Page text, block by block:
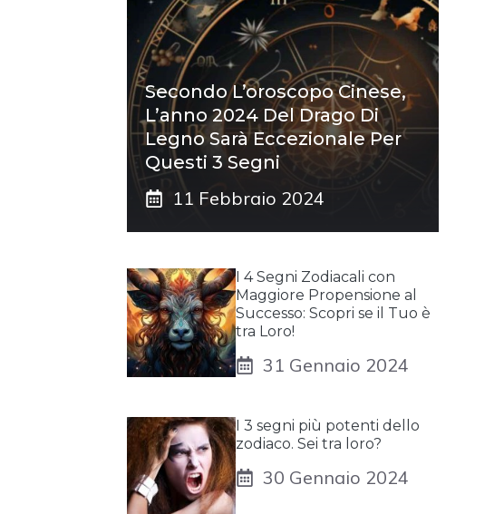
Secondo L’oroscopo Cinese,
L’anno 2024 Del Drago Di
Legno Sarà Eccezionale Per
Questi 3 Segni
11 Febbraio 2024
I 4 Segni Zodiacali con
Maggiore Propensione al
Successo: Scopri se il Tuo è
tra Loro!
31 Gennaio 2024
I 3 segni più potenti dello
zodiaco. Sei tra loro?
30 Gennaio 2024